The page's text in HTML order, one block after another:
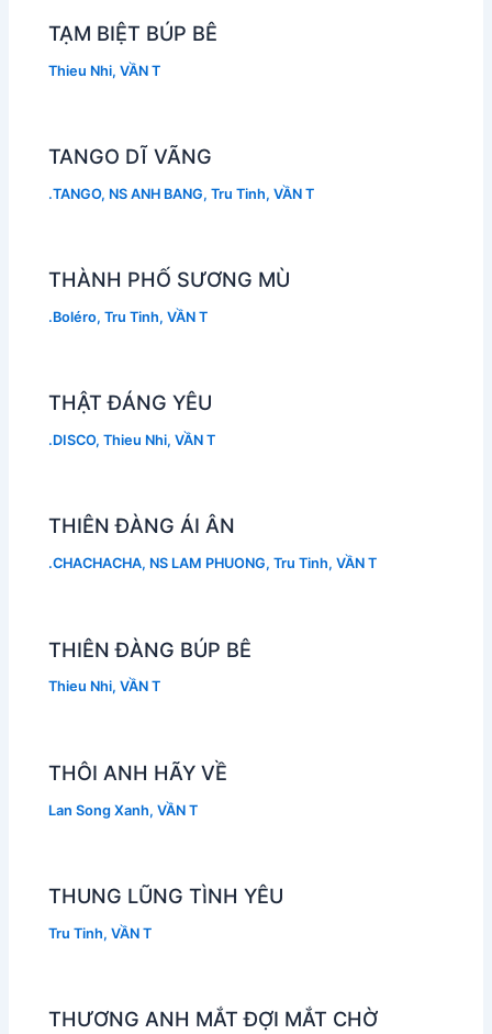
TẠM BIỆT BÚP BÊ
Thieu Nhi,VẦN T
TANGO DĨ VÃNG
.TANGO, NS ANH BANG,Tru Tinh,VẦN T
THÀNH PHỐ SƯƠNG MÙ
.Boléro,Tru Tinh,VẦN T
THẬT ĐÁNG YÊU
.DISCO,Thieu Nhi,VẦN T
THIÊN ĐÀNG ÁI ÂN
.CHACHACHA, NS LAM PHUONG,Tru Tinh,VẦN T
THIÊN ĐÀNG BÚP BÊ
Thieu Nhi,VẦN T
THÔI ANH HÃY VỀ
Lan Song Xanh,VẦN T
THUNG LŨNG TÌNH YÊU
Tru Tinh,VẦN T
THƯƠNG ANH MẮT ĐỢI MẮT CHỜ